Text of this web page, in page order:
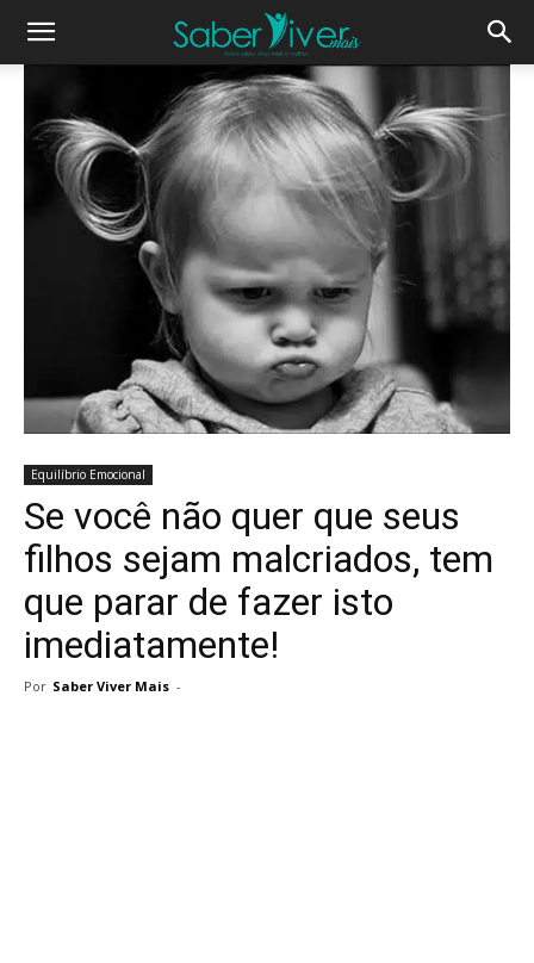
Equilíbrio Emocional
Se você não quer que seus
filhos sejam malcriados, tem
que parar de fazer isto
imediatamente!
Por Saber Viver Mais -